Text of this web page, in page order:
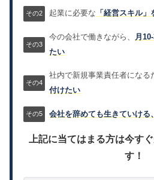
起業に必要な 「経営スキル
今の会社で働きながら、
月
たい
社内で新規事業責任者になる
付けたい
会社を辞めても生きていける
上記に当てはまる方は今す
す！